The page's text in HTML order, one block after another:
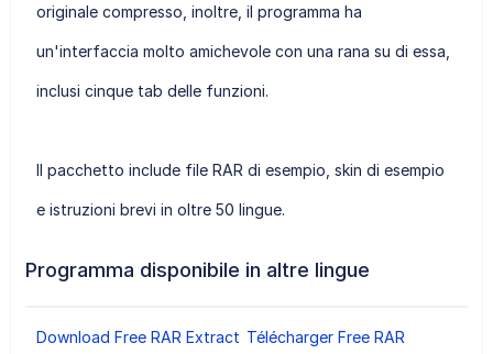
originale compresso, inoltre, il programma ha
un'interfaccia molto amichevole con una rana su di essa,
inclusi cinque tab delle funzioni.
Il pacchetto include file RAR di esempio, skin di esempio
e istruzioni brevi in oltre 50 lingue.
Programma disponibile in altre lingue
Download Free RAR Extract Télécharger Free RAR